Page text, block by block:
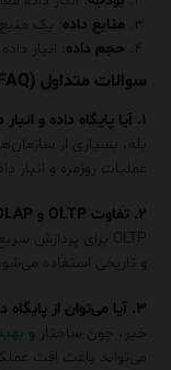
منابع داده : یک
حجم داده : انبار
سوالات متداول (FAQ)
۱. آیا پایگاه داده و انبار داده می‌توانند با هم کار کنند؟
بله، بسیاری از
عملیات روزمره و انبار
۲. تفاوت OLTP و OLAP چیست؟
و تاریخی استفاده
۳. آیا می‌توان از پایگاه داده به عنوان انبار داده استفاده کرد؟
خیر، چون ساختار و
می‌تواند باعث افت